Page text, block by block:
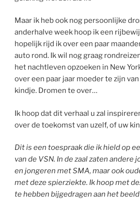
Maar ik heb ook nog persoonlijke
anderhalve week hoop ik een
hopelijk rijd ik over een paar
auto rond. Ik wil nog graag
het nachtleven opzoeken in New
over een paar jaar moeder te zijn
kindje. Dromen te over…
Ik hoop dat dit verhaal u zal
over de toekomst van uzelf, of uw
Dit is een toespraak die ik hield op
van de VSN. In de zaal zaten andere
en jongeren met SMA, maar ook
met deze spierziekte. Ik hoop met
te hebben bijgedragen aan het